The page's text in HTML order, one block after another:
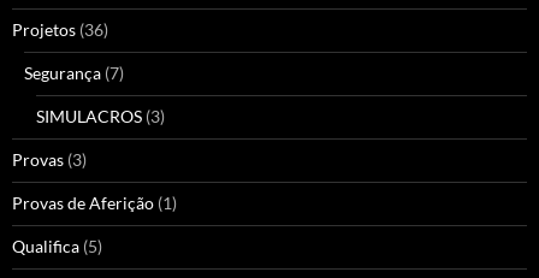
Projetos (36)
Segurança (7)
SIMULACROS (3)
Provas (3)
Provas de Aferição (1)
Qualifica (5)